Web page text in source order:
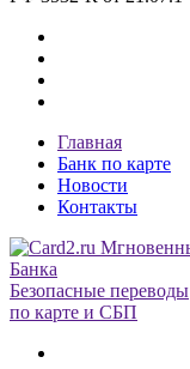
Главная
Банк по карте
Новости
Контакты
Безопасные переводы
по карте и СБП